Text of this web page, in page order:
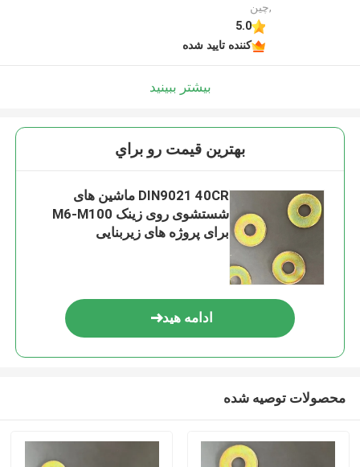
,چین
5.0
کننده تایید شده
بیشتر ببینید
بهترين قيمت رو براي
DIN9021 40CR ماشین های
شستشوی روی زینک M6-M100
برای پروژه های زیربنایی
ادامه هید
محصولات توصیه شده